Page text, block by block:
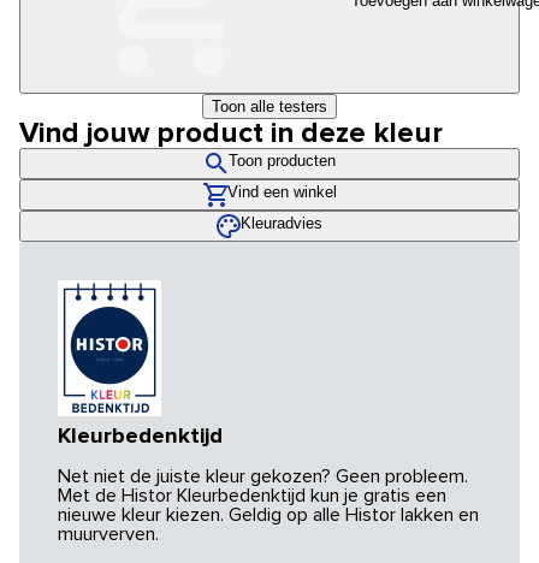
Toon alle testers
Vind jouw product in deze kleur
Toon producten
Vind een winkel
Kleuradvies
Kleurbedenktijd
Net niet de juiste kleur gekozen? Geen probleem.
Met de Histor Kleurbedenktijd kun je gratis een
nieuwe kleur kiezen. Geldig op alle Histor lakken en
muurverven.